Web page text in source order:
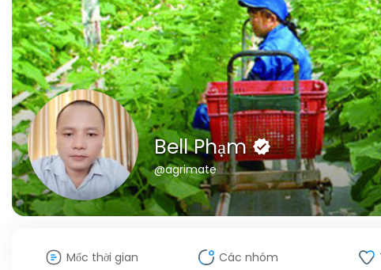
Bell Phạm
@agrimate
Mốc thời gian Các nhóm